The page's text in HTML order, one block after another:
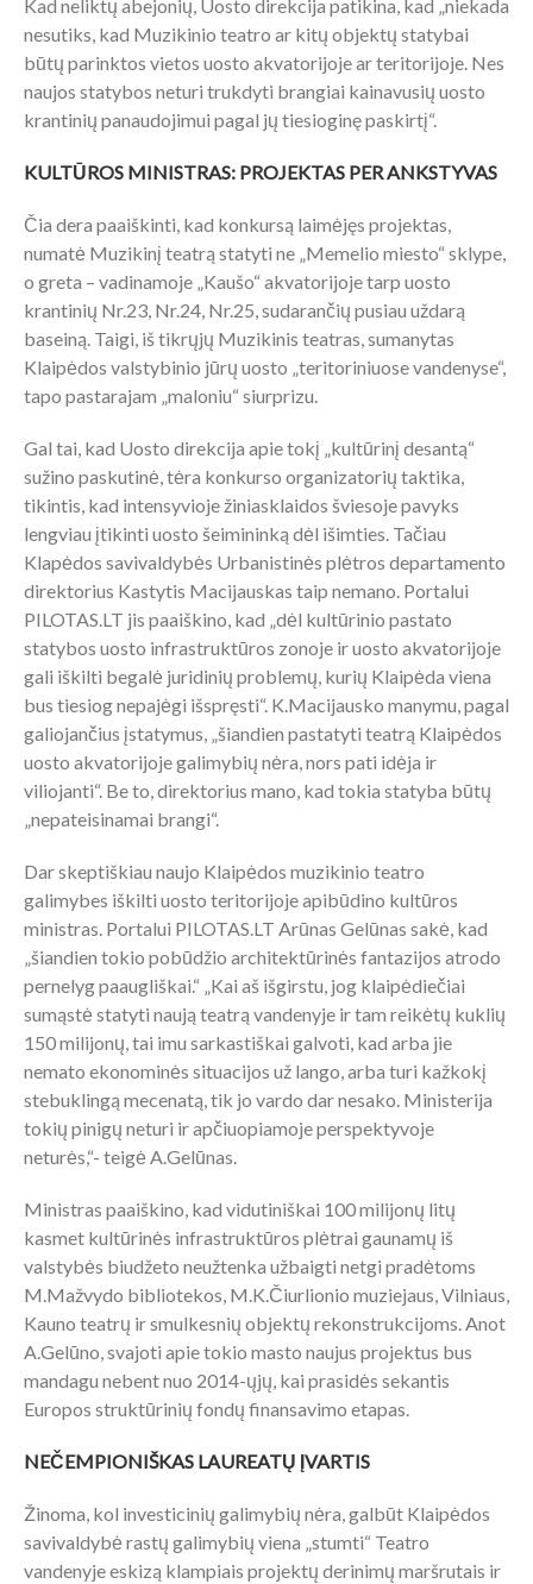
Kad neliktų abejonių, Uosto direkcija patikina, kad „niekada
nesutiks, kad Muzikinio teatro ar kitų objektų statybai
būtų parinktos vietos uosto akvatorijoje ar teritorijoje. Nes
naujos statybos neturi trukdyti brangiai kainavusių uosto
krantinių panaudojimui pagal jų tiesioginę paskirtį“.
KULTŪROS MINISTRAS: PROJEKTAS PER ANKSTYVAS
Čia dera paaiškinti, kad konkursą laimėjęs projektas,
numatė Muzikinį teatrą statyti ne „Memelio miesto“ sklype,
o greta – vadinamoje „Kaušo“ akvatorijoje tarp uosto
krantinių Nr.23, Nr.24, Nr.25, sudarančių pusiau uždarą
baseiną. Taigi, iš tikrųjų Muzikinis teatras, sumanytas
Klaipėdos valstybinio jūrų uosto „teritoriniuose vandenyse“,
tapo pastarajam „maloniu“ siurprizu.
Gal tai, kad Uosto direkcija apie tokį „kultūrinį desantą“
sužino paskutinė, tėra konkurso organizatorių taktika,
tikintis, kad intensyvioje žiniasklaidos šviesoje pavyks
lengviau įtikinti uosto šeimininką dėl išimties. Tačiau
Klapėdos savivaldybės Urbanistinės plėtros departamento
direktorius Kastytis Macijauskas taip nemano. Portalui
PILOTAS.LT jis paaiškino, kad „dėl kultūrinio pastato
statybos uosto infrastruktūros zonoje ir uosto akvatorijoje
gali iškilti begalė juridinių problemų, kurių Klaipėda viena
bus tiesiog nepajėgi išspręsti“. K.Macijausko manymu, pagal
galiojančius įstatymus, „šiandien pastatyti teatrą Klaipėdos
uosto akvatorijoje galimybių nėra, nors pati idėja ir
viliojanti“. Be to, direktorius mano, kad tokia statyba būtų
„nepateisinamai brangi“.
Dar skeptiškiau naujo Klaipėdos muzikinio teatro
galimybes iškilti uosto teritorijoje apibūdino kultūros
ministras. Portalui PILOTAS.LT Arūnas Gelūnas sakė, kad
„šiandien tokio pobūdžio architektūrinės fantazijos atrodo
pernelyg paaugliškai.“ „Kai aš išgirstu, jog klaipėdiečiai
sumąstė statyti naują teatrą vandenyje ir tam reikėtų kuklių
150 milijonų, tai imu sarkastiškai galvoti, kad arba jie
nemato ekonominės situacijos už lango, arba turi kažkokį
stebuklingą mecenatą, tik jo vardo dar nesako. Ministerija
tokių pinigų neturi ir apčiuopiamoje perspektyvoje
neturės,“- teigė A.Gelūnas.
Ministras paaiškino, kad vidutiniškai 100 milijonų litų
kasmet kultūrinės infrastruktūros plėtrai gaunamų iš
valstybės biudžeto neužtenka užbaigti netgi pradėtoms
M.Mažvydo bibliotekos, M.K.Čiurlionio muziejaus, Vilniaus,
Kauno teatrų ir smulkesnių objektų rekonstrukcijoms. Anot
A.Gelūno, svajoti apie tokio masto naujus projektus bus
mandagu nebent nuo 2014-ųjų, kai prasidės sekantis
Europos struktūrinių fondų finansavimo etapas.
NEČEMPIONIŠKAS LAUREATŲ ĮVARTIS
Žinoma, kol investicinių galimybių nėra, galbūt Klaipėdos
savivaldybė rastų galimybių viena „stumti“ Teatro
vandenyje eskizą klampiais projektų derinimų maršrutais ir